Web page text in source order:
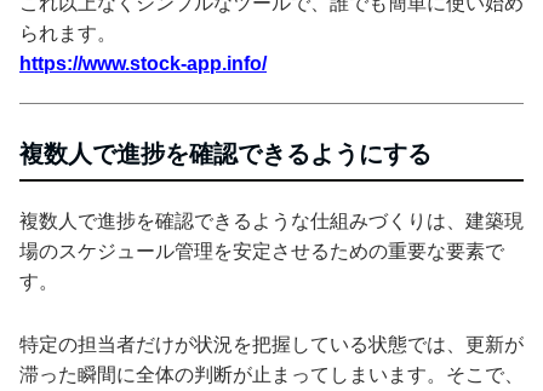
られます。
https://www.stock-app.info/
複数人で進捗を確認できるようにする
複数人で進捗を確認できるような仕組みづくりは、建築現
場のスケジュール管理を安定させるための重要な要素で
す。
特定の担当者だけが状況を把握している状態では、更新が
滞った瞬間に全体の判断が止まってしまいます。そこで、